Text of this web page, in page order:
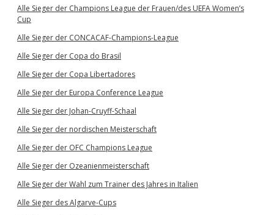
Alle Sieger der Champions League der Frauen/des UEFA Women’s
Cup
Alle Sieger der CONCACAF-Champions-League
Alle Sieger der Copa do Brasil
Alle Sieger der Copa Libertadores
Alle Sieger der Europa Conference League
Alle Sieger der Johan-Cruyff-Schaal
Alle Sieger der nordischen Meisterschaft
Alle Sieger der OFC Champions League
Alle Sieger der Ozeanienmeisterschaft
Alle Sieger der Wahl zum Trainer des Jahres in Italien
Alle Sieger des Algarve-Cups